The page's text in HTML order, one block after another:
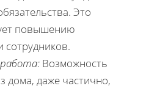
Это
повышению
сотрудников.
Возможность
дома, даже частично,